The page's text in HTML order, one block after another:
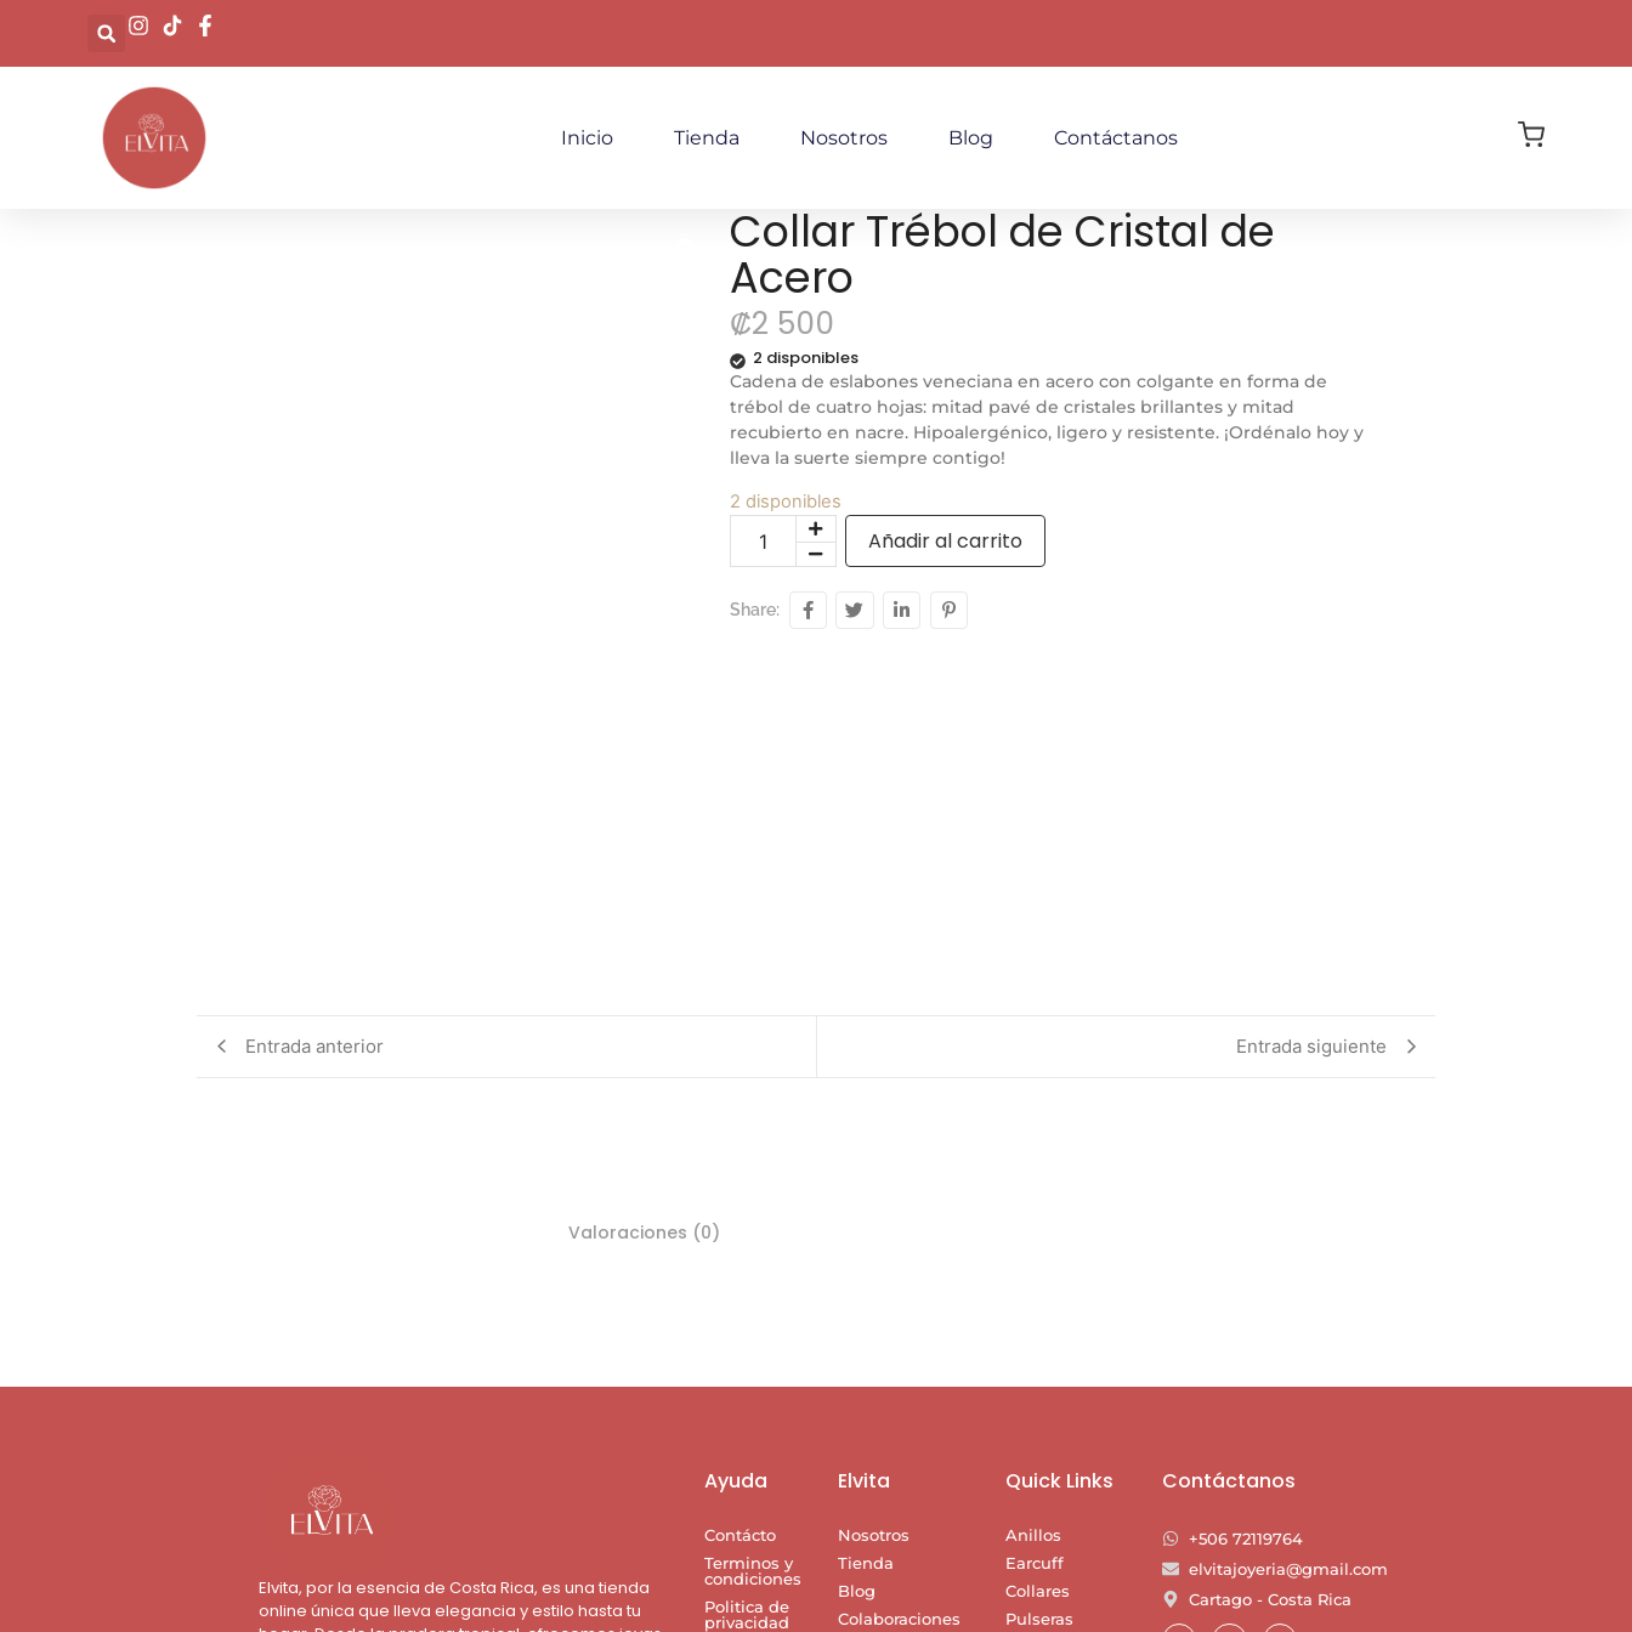
Inicio Tienda Nosotros Blog Contáctanos
Collar Trébol de Cristal de
Acero
₡2 500
2 disponibles
Cadena de eslabones veneciana en acero con colgante en forma de
trébol de cuatro hojas: mitad pavé de cristales brillantes y mitad
recubierto en nacre. Hipoalergénico, ligero y resistente. ¡Ordénalo hoy y
lleva la suerte siempre contigo!
2 disponibles
Añadir al carrito
Share:
Entrada anterior Entrada siguiente
Valoraciones (0)
Elvita, por la esencia de Costa Rica, es una tienda
online única que lleva elegancia y estilo hasta tu
Ayuda
Contácto
Terminos y
condiciones
Politica de
privacidad
Elvita
Nosotros
Tienda
Blog
Colaboraciones
Quick Links
Anillos
Earcuff
Collares
Pulseras
Contáctanos
+506 72119764
elvitajoyeria@gmail.com
Cartago - Costa Rica